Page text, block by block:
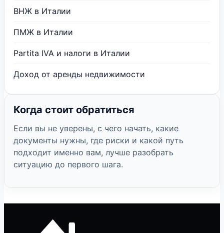
ВНЖ в Италии
ПМЖ в Италии
Partita IVA и налоги в Италии
Доход от аренды недвижимости
Когда стоит обратиться
Если вы не уверены, с чего начать, какие
документы нужны, где риски и какой путь
подходит именно вам, лучше разобрать
ситуацию до первого шага.